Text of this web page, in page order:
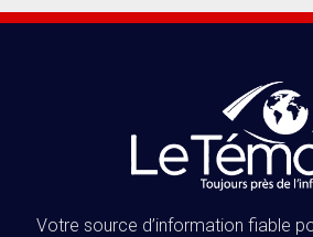
Votre source d’information fiable